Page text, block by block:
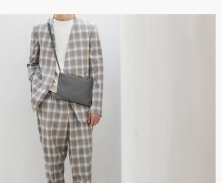
日本
です。
品の仕様は、改良のため予告なく変更する場
関しましてはお使いのパソコンや携帯端末の
り、実際の製品と異なって見える場合がござ
めご了承ください。
革素材を使用しているため、色味、風合いに
す。素材の特性としてご理解ください。